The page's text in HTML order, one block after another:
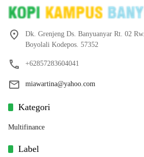
Dk. Grenjeng Ds. Banyuanyar Rt. 02
Boyolali Kodepos. 57352
+62857283604041
miawartina@yahoo.com
Kategori
Multifinance
Label